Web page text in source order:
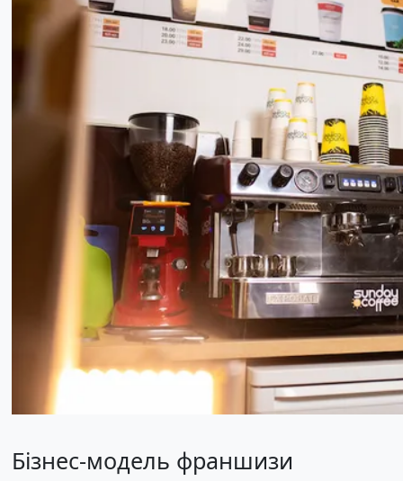
Бізнес-модель франшизи